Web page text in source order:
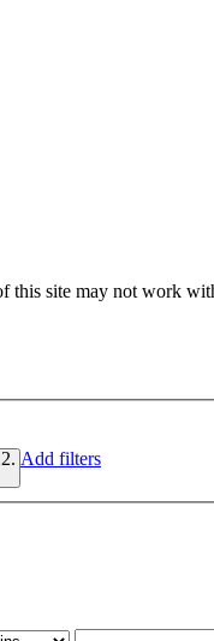
this site may not work
Add filters